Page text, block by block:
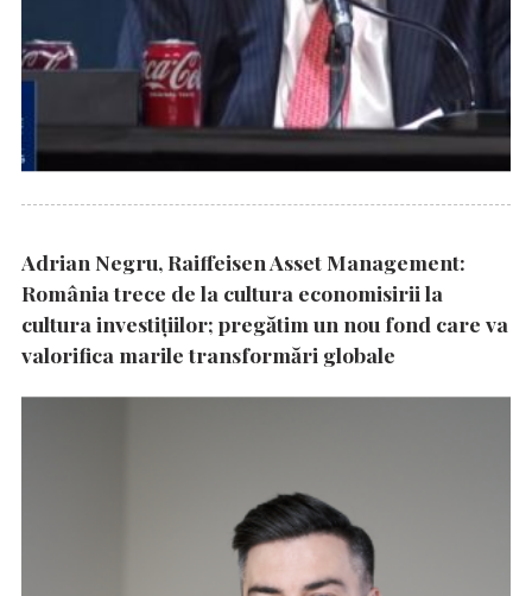
Adrian Negru, Raiffeisen Asset Management:
România trece de la cultura economisirii la
cultura investițiilor; pregătim un nou fond care va
valorifica marile transformări globale